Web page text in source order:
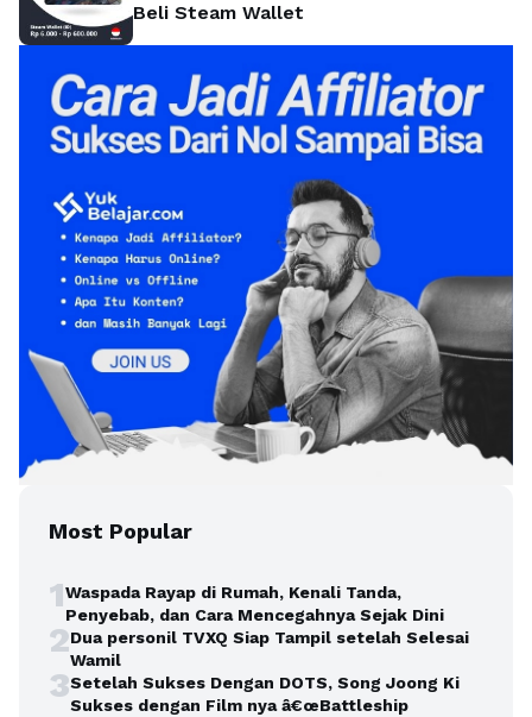
Beli Steam Wallet
Most Popular
1Waspada Rayap di Rumah, Kenali Tanda,
Penyebab, dan Cara Mencegahnya Sejak Dini
2Dua personil TVXQ Siap Tampil setelah Selesai
Wamil
3Setelah Sukses Dengan DOTS, Song Joong Ki
Sukses dengan Film nya â€œBattleship